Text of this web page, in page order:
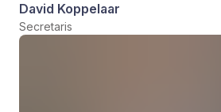
David Koppelaar
Secretaris